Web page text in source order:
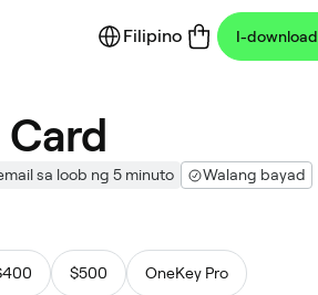
Filipino I-download
sa loob ng 5 minuto Walang bayad
$500 OneKey Pro